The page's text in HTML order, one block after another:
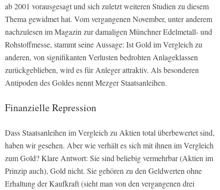
ab 2001 vorausgesagt und sich zuletzt weiteren Studien zu diesem
Thema gewidmet hat. Vom vergangenen November, unter anderem
nachzulesen im Magazin zur damaligen Münchner Edelmetall- und
Rohstoffmesse, stammt seine Aussage: Ist Gold im Vergleich zu
anderen, von signifikanten Verlusten bedrohten Anlageklassen
zurückgeblieben, wird es für Anleger attraktiv. Als besonderen
Antipoden des Goldes nennt Mezger Staatsanleihen.
Finanzielle Repression
Dass Staatsanleihen im Vergleich zu Aktien total überbewertet sind,
haben wir gesehen. Aber wie verhält es sich mit ihnen im Vergleich
zum Gold? Klare Antwort: Sie sind beliebig vermehrbar (Aktien im
Prinzip auch), Gold nicht. Sie gehören zu den Geldwerten ohne
Erhaltung der Kaufkraft (sieht man von den vergangenen drei